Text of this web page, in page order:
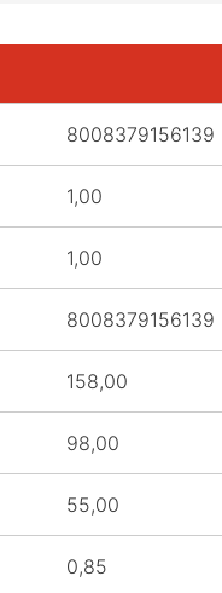
8008379156139
1,00
1,00
8008379156139
158,00
98,00
55,00
0,85